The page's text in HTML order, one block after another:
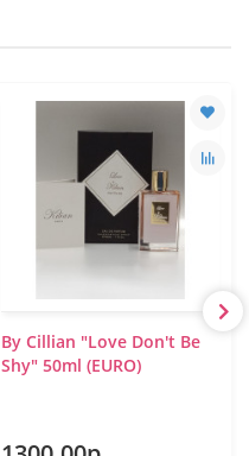
By Cillian "Love Don't Be
Shy" 50ml (EURO)